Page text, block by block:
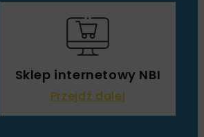
Sklep internetowy NBI
Przejdź dalej